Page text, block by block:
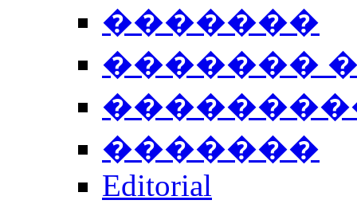
�������
�������
�������
Editorial